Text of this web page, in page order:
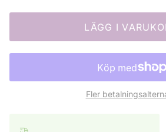
LÄGG I
Fler